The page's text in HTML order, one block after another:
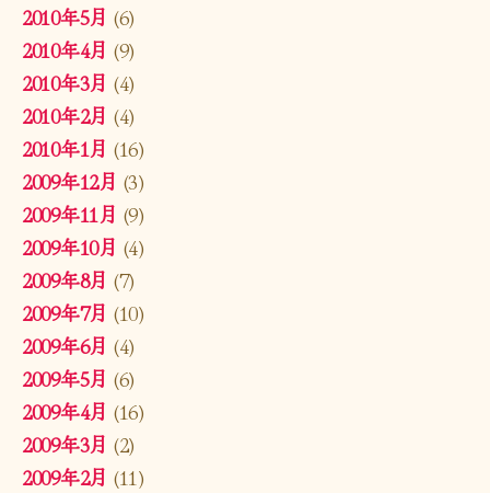
2010年5月 (6)
2010年4月 (9)
2010年3月 (4)
2010年2月 (4)
2010年1月 (16)
2009年12月 (3)
2009年11月 (9)
2009年10月 (4)
2009年8月 (7)
2009年7月 (10)
2009年6月 (4)
2009年5月 (6)
2009年4月 (16)
2009年3月 (2)
2009年2月 (11)